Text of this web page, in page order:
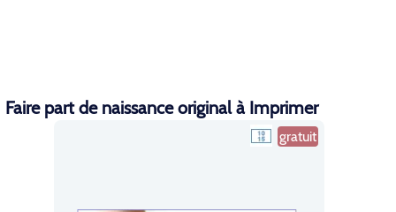
Faire part de naissance original à Imprimer
gratuit